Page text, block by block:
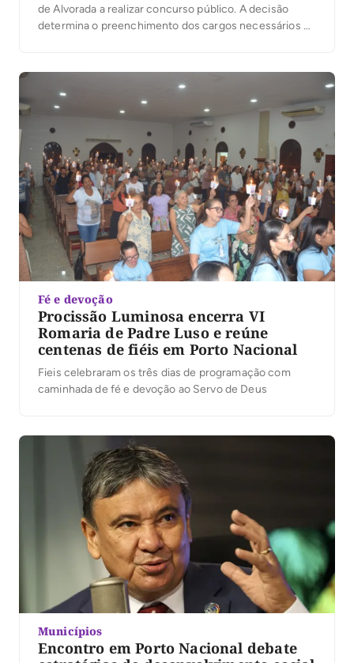
de Alvorada a realizar concurso público. A decisão
determina o preenchimento dos cargos necessários ao
técnicas e operacionais, destinadas exclusivamente a
servidores efetivos. No processo, […]
Fé e devoção
Procissão Luminosa encerra VI
Romaria de Padre Luso e reúne
centenas de fiéis em Porto Nacional
Fieis celebraram os três dias de programação com
caminhada de fé e devoção ao Servo de Deus
Municípios
Encontro em Porto Nacional debate